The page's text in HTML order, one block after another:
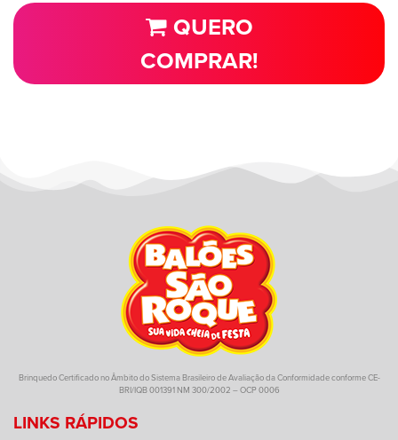
QUERO
COMPRAR!
Brinquedo Certificado no Âmbito do Sistema Brasileiro de Avaliação da Conformidade conforme CE-
BRI/IQB 001391 NM 300/2002 – OCP 0006
LINKS RÁPIDOS